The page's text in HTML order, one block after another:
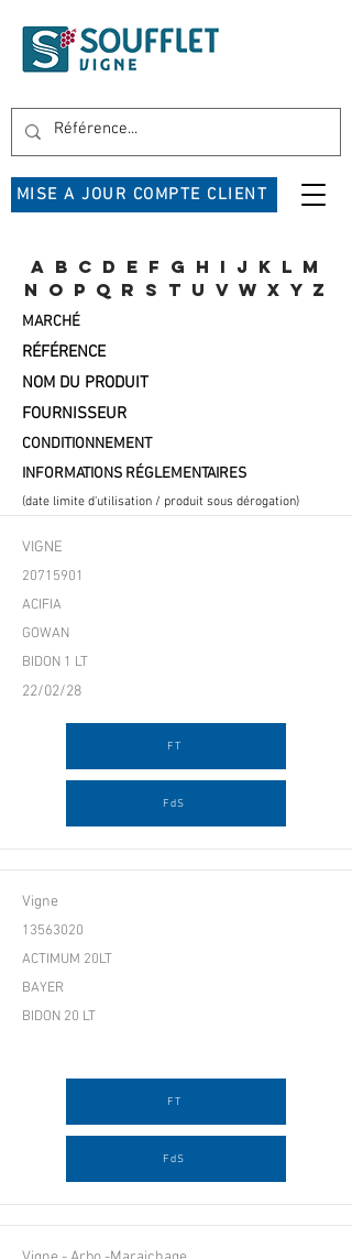
MISE A JOUR COMPTE CLIENT
A B C D E F G H I J K L M
N O P Q R S T U V W X Y Z
MARCHÉ
RÉFÉRENCE
NOM DU PRODUIT
FOURNISSEUR
CONDITIONNEMENT
INFORMATIONS RÉGLEMENTAIRES
(date limite d'utilisation / produit sous dérogation)
VIGNE
20715901
ACIFIA
GOWAN
BIDON 1 LT
22/02/28
FT
FdS
Vigne
13563020
ACTIMUM 20LT
BAYER
BIDON 20 LT
FT
FdS